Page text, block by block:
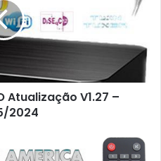
Atualização V1.27 –
2024